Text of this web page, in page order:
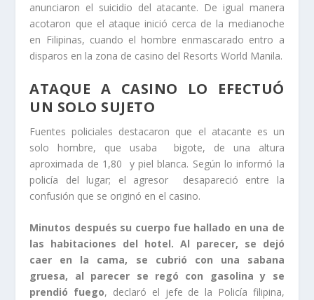
anunciaron el suicidio del atacante. De igual manera
acotaron que el ataque inició cerca de la medianoche
en Filipinas, cuando el hombre enmascarado entro a
disparos en la zona de casino del Resorts World Manila.
ATAQUE A CASINO LO EFECTUÓ
UN SOLO SUJETO
Fuentes policiales destacaron que el atacante es un
solo hombre, que usaba bigote, de una altura
aproximada de 1,80 y piel blanca. Según lo informó la
policía del lugar; el agresor desapareció entre la
confusión que se originó en el casino.
Minutos después su cuerpo fue hallado en una de
las habitaciones del hotel. Al parecer, se dejó
caer en la cama, se cubrió con una sabana
gruesa, al parecer se regó con gasolina y se
prendió fuego, declaró el jefe de la Policía filipina,